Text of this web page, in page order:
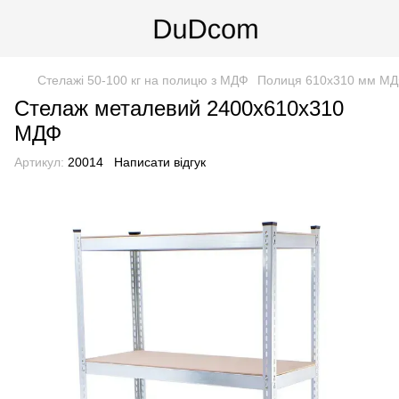
Стелажі 50-100 кг на полицю з МДФ Полиця 610х310 мм
Стелаж металевий 2400х610х310
МДФ
Артикул: 20014 Написати відгук